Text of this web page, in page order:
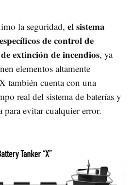
la seguridad, el sistema
de control de
extinción de incendios, ya
elementos altamente
también cuenta con una
real del sistema de baterías y
para evitar cualquier error.